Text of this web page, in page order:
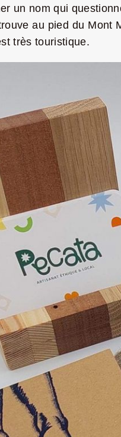
un nom qui
au pied du Mont
très touristique.